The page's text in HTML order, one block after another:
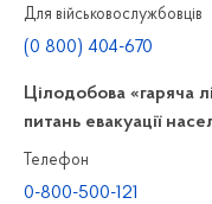
Для військовослужбовців
(0 800) 404-670
Цілодобова «гаряча
питань евакуації
Телефон
0-800-500-121